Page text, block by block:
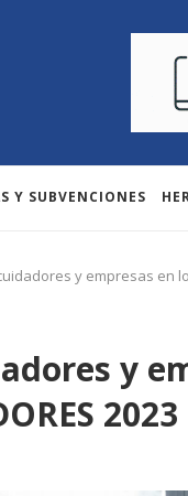
Y SUBVENCIONES
y empresas en
y
2023